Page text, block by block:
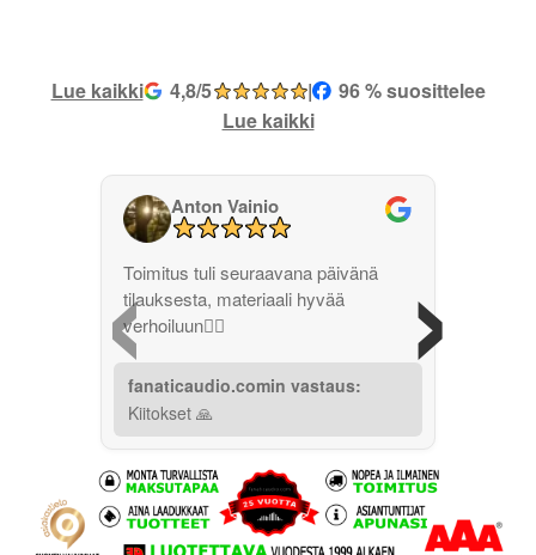
Lue kaikki 4,8/5 |
96 % suosittelee
Lue kaikki
‹
Anton Vainio
Toimitus tuli seuraavana päivänä
tilauksesta, materiaali hyvää
verhoiluun👌🏽
fanaticaudio.comin vastaus:
Kiitokset 🙏
›